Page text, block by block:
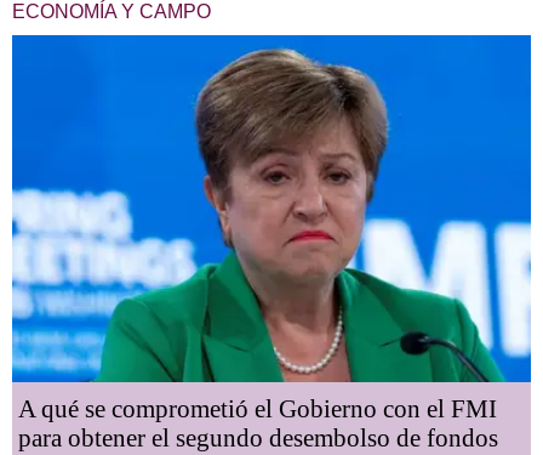
ECONOMÍA Y CAMPO
A qué se comprometió el Gobierno con el FMI
para obtener el segundo desembolso de fondos